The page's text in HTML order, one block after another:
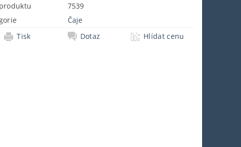
7539
Čaje
Tisk
Dotaz Hlídat cenu